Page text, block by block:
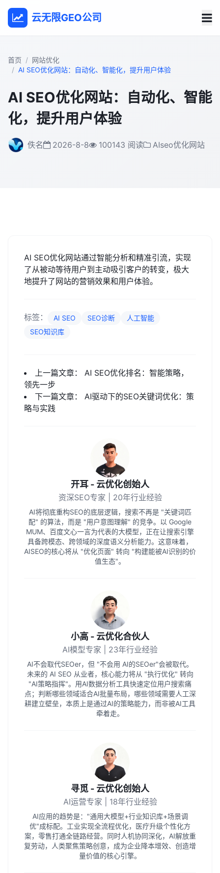
云无限GEO公司
首页
网站优化
AI SEO优化网站：自动化、智能化，提升用户体验
AI SEO优化网站：自动化、智能
化，提升用户体验
佚名 2026-8-8 100143 阅读 AIseo优化网站
AI SEO优化网站通过智能分析和精准引流，实现
了从被动等待用户到主动吸引客户的转变，极大
地提升了网站的营销效果和用户体验。
标签： AI SEO SEO诊断
人工智能
SEO知识库
上一篇文章： AI SEO优化排名：智能策略，
领先一步
下一篇文章： AI驱动下的SEO关键词优化：策
略与实践
开耳 - 云优化创始人
资深SEO专家 | 20年行业经验
AI将彻底重构SEO的底层逻辑，搜索不再是 "关键词匹
配" 的算法，而是 "用户意图理解" 的竞争。以 Google
MUM、百度文心一言为代表的大模型，正在让搜索引擎
具备跨模态、跨领域的深度语义分析能力。这意味着，
AISEO的核心将从 "优化页面" 转向 "构建能被AI识别的价
值生态"。
小高 - 云优化合伙人
AI模型专家 | 23年行业经验
AI不会取代SEOer，但 "不会用 AI的SEOer"会被取代。
未来的 AI SEO 从业者，核心能力将从 "执行优化" 转向
"AI策略指挥"。用AI数据分析工具快速定位用户搜索痛
点；判断哪些领域适合AI批量布局，哪些领域需要人工深
耕建立壁垒，本质上是通过AI的策略能力，而非被AI工具
牵着走。
寻觅 - 云优化创始人
AI运营专家 | 18年行业经验
AI应用的趋势是："通用大模型+行业知识库+场景调
优"成标配。工业实现全流程优化，医疗升级个性化方
案，零售打通全链路经营。同时人机协同深化，AI解放重
复劳动，人类聚焦策略创意，成为企业降本增效、创造增
量价值的核心引擎。